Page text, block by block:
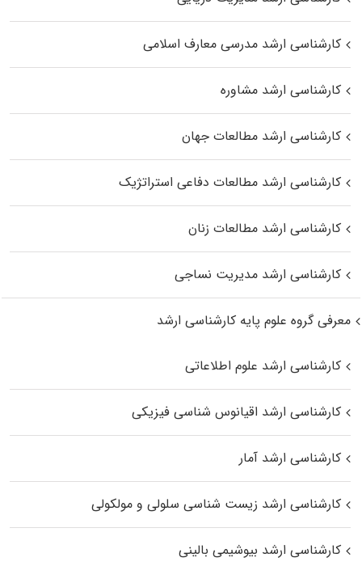
کارشناسی ارشد مدرسی معارف اسلامی
کارشناسی ارشد مشاوره
کارشناسی ارشد مطالعات جهان
کارشناسی ارشد مطالعات دفاعی استراتژیک
کارشناسی ارشد مطالعات زنان
کارشناسی ارشد مدیریت نساجی
معرفی گروه علوم پایه کارشناسی ارشد
کارشناسی ارشد علوم اطلاعاتی
کارشناسی ارشد اقیانوس‌ شناسی فیزیکی
کارشناسی ارشد آمار
کارشناسی ارشد زیست شناسی سلولی و مولکولی
کارشناسی ارشد بیوشیمی بالینی